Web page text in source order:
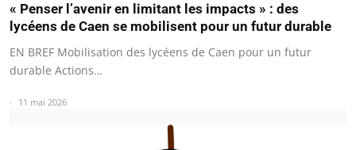
« Penser l’avenir en limitant les impacts » : des
lycéens de Caen se mobilisent pour un futur durable
EN BREF Mobilisation des lycéens de Caen pour un futur
durable Actions…
11 mai 2026